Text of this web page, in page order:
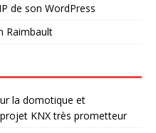
de son WordPress
Raimbault
la domotique et
KNX très prometteur